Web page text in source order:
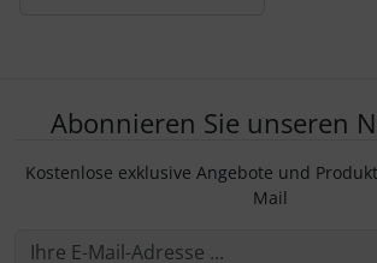
Abonnieren Sie unseren
Kostenlose exklusive Angebote und
Mail